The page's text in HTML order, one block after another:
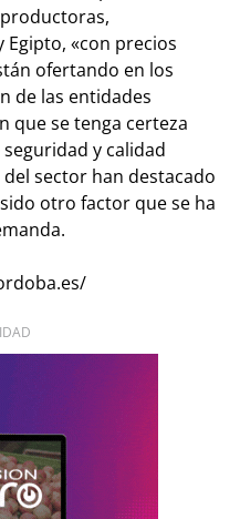
Egipto, «con precios
ofertando en los
de las entidades
que se tenga certeza
y calidad
sector han destacado
otro factor que se ha